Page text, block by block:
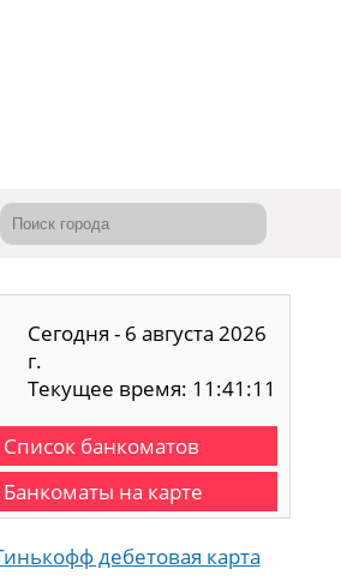
Сегодня - 6 августа 2026
г.
Текущее время: 11:41:12
Список банкоматов
Банкоматы на карте